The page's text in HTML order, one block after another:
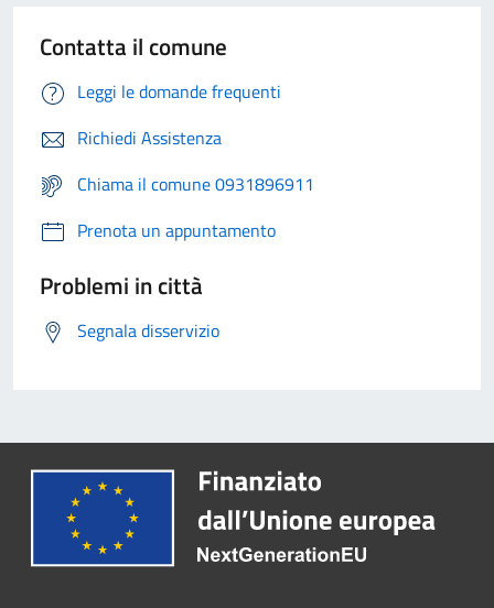
Contatta il comune
Leggi le domande frequenti
Richiedi Assistenza
Chiama il comune 0931896911
Prenota un appuntamento
Problemi in città
Segnala disservizio